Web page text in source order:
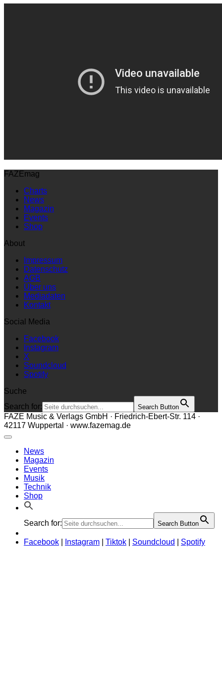
FAZEmag
Charts
News
Magazin
Events
Shop
About
Impressum
Datenschutz
AGB
Über uns
Mediadaten
Kontakt
Social Media
Facebook
Instagram
X
Soundcloud
Spotify
Suche
Search for:
Search Button
FAZE Music & Verlags GmbH · Friedrich-Ebert-Str. 114 ·
42117 Wuppertal · www.fazemag.de
News
Magazin
Events
Musik
Technik
Shop
Search for: Search Button
Facebook Instagram Tiktok Soundcloud Spotify